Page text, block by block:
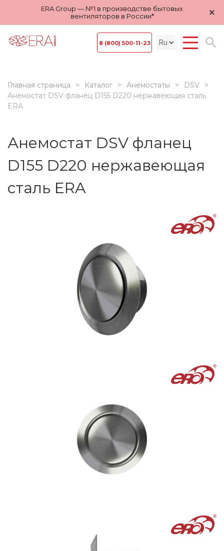
ERA Group — №1 в производстве бытовых
вентиляторов в России*
×
8 (800) 500-11-23
Главная страница Каталог Анемостаты
DSV
Анемостат DSV фланец D155 D220 нержавеющая сталь
ERA
Анемостат DSV фланец
D155 D220 нержавеющая
сталь ERA